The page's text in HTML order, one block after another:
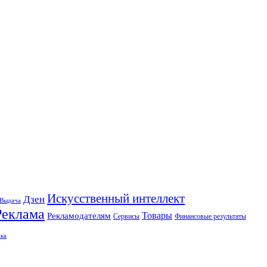
Выдача Дзен Искусственный интеллект
Рекламодателям Сервисы Товары Финансовые результаты